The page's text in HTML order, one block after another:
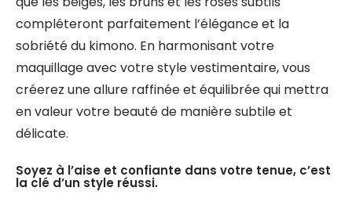
compléteront parfaitement l’élégance et la
sobriété du kimono. En harmonisant votre
maquillage avec votre style vestimentaire, vous
créerez une allure raffinée et équilibrée qui mettra
en valeur votre beauté de manière subtile et
délicate.
Soyez à l’aise et confiante dans votre tenue, c’est
la clé d’un style réussi.